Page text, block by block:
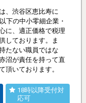
、渋谷区恵比寿に
下の中小零細企業・
に、適正価格で税理
しております。ま
たない職員ではな
沼が責任を持って直
頂いております。
18時以降受付対
応可